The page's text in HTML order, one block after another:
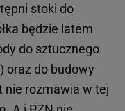
stoki do
będzie latem
do sztucznego
oraz do budowy
nie rozmawia w tej